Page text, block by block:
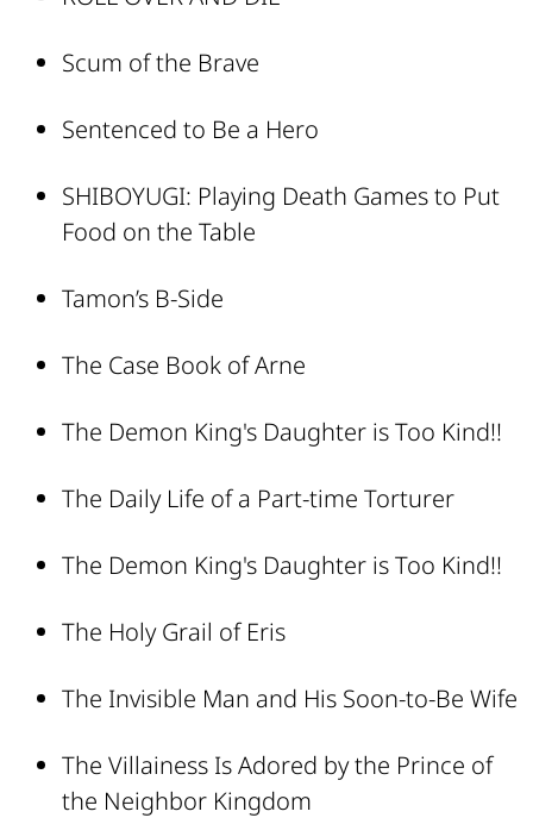
Scum of the Brave
Sentenced to Be a Hero
SHIBOYUGI: Playing Death Games to Put
Food on the Table
Tamon’s B-Side
The Case Book of Arne
The Demon King's Daughter is Too Kind!!
The Daily Life of a Part-time Torturer
The Demon King's Daughter is Too Kind!!
The Holy Grail of Eris
The Invisible Man and His Soon-to-Be Wife
The Villainess Is Adored by the Prince of
the Neighbor Kingdom